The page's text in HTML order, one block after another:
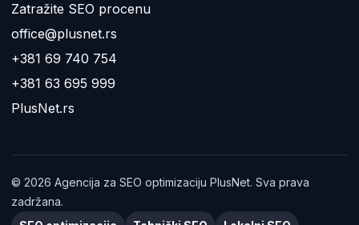
Zatražite SEO procenu
office@plusnet.rs
+381 69 740 754
+381 63 695 999
PlusNet.rs
© 2026 Agencija za SEO optimizaciju PlusNet. Sva prava
zadržana.